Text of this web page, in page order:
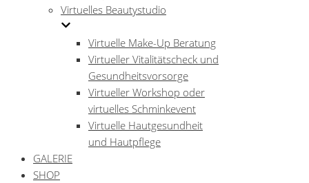
Virtuelles Beautystudio
Virtuelle Make-Up Beratung
Virtueller Vitalitätscheck und
Gesundheitsvorsorge
Virtueller Workshop oder
virtuelles Schminkevent
Virtuelle Hautgesundheit
und Hautpflege
GALERIE
SHOP